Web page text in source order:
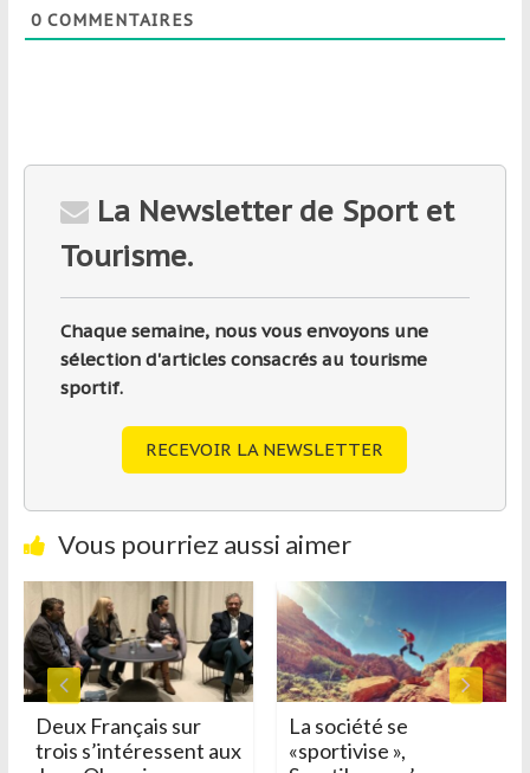
0COMMENTAIRES
La Newsletter de Sport et
Tourisme.
Chaque semaine, nous vous envoyons une
sélection d'articles consacrés au tourisme
sportif.
RECEVOIR LA NEWSLETTER
Vous pourriez aussi aimer
Deux Français sur
trois s’intéressent aux
La société se
«sportivise »,